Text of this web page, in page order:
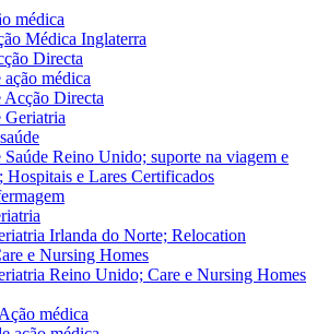
médica
Médica Inglaterra
Directa
médica
Directa
Reino Unido; suporte na viagem e
Hospitais e Lares Certificados
Irlanda do Norte; Relocation
e Nursing Homes
Reino Unido; Care e Nursing Homes
médica